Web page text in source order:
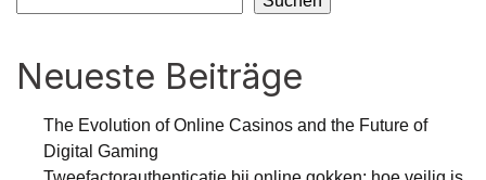
Neueste Beiträge
The Evolution of Online Casinos and the Future of
Digital Gaming